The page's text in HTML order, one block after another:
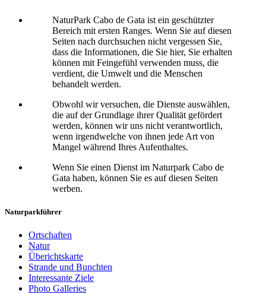
NaturPark Cabo de Gata ist ein geschützter
Bereich mit ersten Ranges. Wenn Sie auf diesen
Seiten nach durchsuchen nicht vergessen Sie,
dass die Informationen, die Sie hier, Sie erhalten
können mit Feingefühl verwenden muss, die
verdient, die Umwelt und die Menschen
behandelt werden.
Obwohl wir versuchen, die Dienste auswählen,
die auf der Grundlage ihrer Qualität gefördert
werden, können wir uns nicht verantwortlich,
wenn irgendwelche von ihnen jede Art von
Mangel während Ihres Aufenthaltes.
Wenn Sie einen Dienst im Naturpark Cabo de
Gata haben, können Sie es auf diesen Seiten
werben.
Naturparkführer
Ortschaften
Natur
Überichtskarte
Strande und Bunchten
Interessante Ziele
Photo Galleries